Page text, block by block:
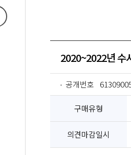
2020~2022년 수
공개번호
구매유형
의견마감일시